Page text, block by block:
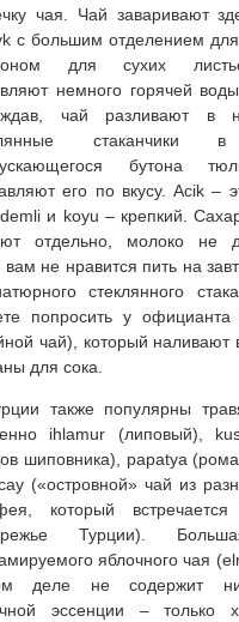
чая. Чай заваривают
с большим отделением для
для сухих
немного горячей
чай разливают в
стаканчики
бутона
его по вкусу. Acik –
и koyu – крепкий.
отдельно, молоко не
вам не нравится пить на
стеклянного
попросить у
чай), который наливают
для сока.
также популярны
ihlamur (липовый),
шиповника), papatya
(«островной» чай из
который
Турции).
яблочного чая
деле не содержит
эссенции – только